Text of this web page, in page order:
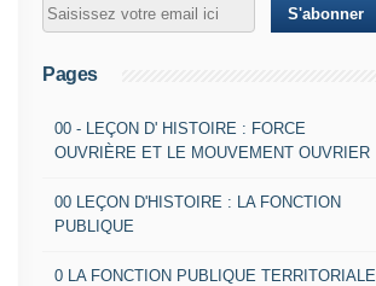
Pages
00 - LEÇON D' HISTOIRE : FORCE
OUVRIÈRE ET LE MOUVEMENT OUVRIER
00 LEÇON D'HISTOIRE : LA FONCTION
PUBLIQUE
0 LA FONCTION PUBLIQUE TERRITORIALE